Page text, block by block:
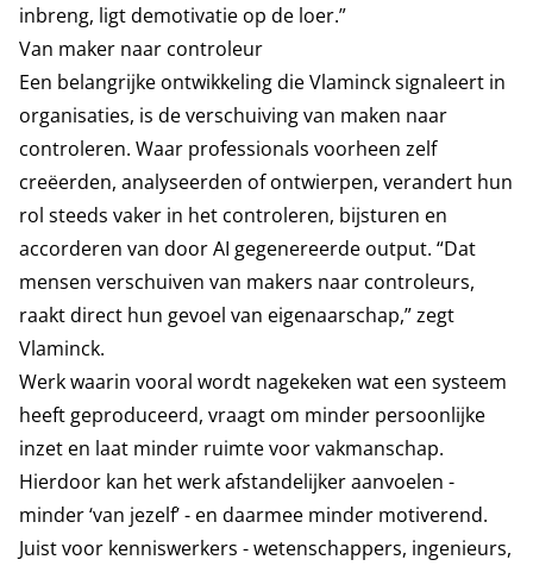
inbreng, ligt demotivatie op de loer.”
Van maker naar controleur
Een belangrijke ontwikkeling die Vlaminck signaleert in
organisaties, is de verschuiving van maken naar
controleren. Waar professionals voorheen zelf
creëerden, analyseerden of ontwierpen, verandert hun
rol steeds vaker in het controleren, bijsturen en
accorderen van door AI gegenereerde output. “Dat
mensen verschuiven van makers naar controleurs,
raakt direct hun gevoel van eigenaarschap,” zegt
Vlaminck.
Werk waarin vooral wordt nagekeken wat een systeem
heeft geproduceerd, vraagt om minder persoonlijke
inzet en laat minder ruimte voor vakmanschap.
Hierdoor kan het werk afstandelijker aanvoelen -
minder ‘van jezelf’ - en daarmee minder motiverend.
Juist voor kenniswerkers - wetenschappers, ingenieurs,